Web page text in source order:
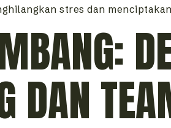
stres dan
DAN